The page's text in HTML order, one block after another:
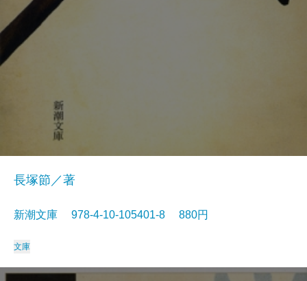
長塚節／著
新潮文庫 978-4-10-105401-8 880円
文庫